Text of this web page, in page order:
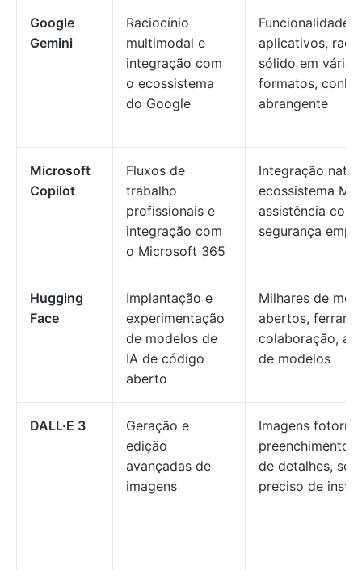
Google
Gemini
Raciocínio
multimodal e
integração com
o ecossistema
do Google
Funcionalidade
aplicativos,
sólido em vários
formatos,
abrangente
Microsoft
Copilot
Fluxos de
trabalho
profissionais e
integração com
o Microsoft 365
Integração
ecossistema
assistência
segurança
Hugging
Face
Implantação e
experimentação
de modelos de
IA de código
aberto
Milhares de
abertos,
colaboração,
de modelos
DALL·E 3
Geração e
edição
avançadas de
imagens
Imagens
preenchimento/
de detalhes,
preciso de